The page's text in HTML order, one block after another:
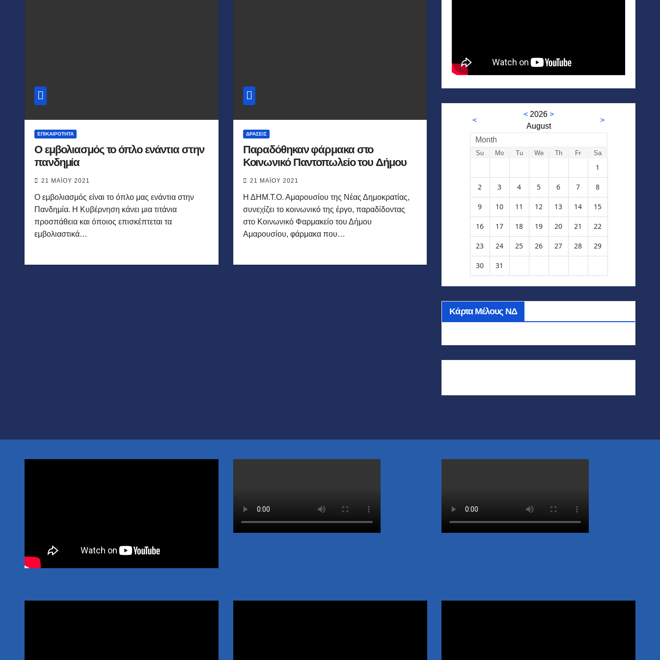
ΕΠΙΚΑΙΡΌΤΗΤΑ
Ο εμβολιασμός το όπλο ενάντια στην
πανδημία
21 ΜΑΪ́ΟΥ 2021
Ο εμβολιασμός είναι το όπλο μας ενάντια στην
Πανδημία. Η Κυβέρνηση κάνει μια τιτάνια
προσπάθεια και όποιος επισκέπτεται τα
εμβολιαστικά…
ΔΡΆΣΕΙΣ
Παραδόθηκαν φάρμακα στο
Κοινωνικό Παντοπωλείο του Δήμου
21 ΜΑΪ́ΟΥ 2021
Η ΔΗΜ.Τ.Ο. Αμαρουσίου της Νέας Δημοκρατίας,
συνεχίζει το κοινωνικό της έργο, παραδίδοντας
στο Κοινωνικό Φαρμακείο του Δήμου
Αμαρουσίου, φάρμακα που…
<
<2026 >
August
>
Month
Su Mo Tu We Th Fr Sa
1
2 3 4 5 6 7 8
9 10 11 12 13 14 15
16 17 18 19 20 21 22
23 24 25 26 27 28 29
30 31
Κάρτα Μέλους ΝΔ